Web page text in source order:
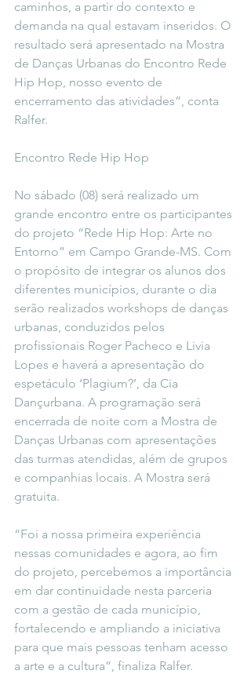
caminhos, a partir do contexto e
demanda na qual estavam inseridos. O
resultado será apresentado na Mostra
de Danças Urbanas do Encontro Rede
Hip Hop, nosso evento de
encerramento das atividades”, conta
Ralfer.
Encontro Rede Hip Hop
No sábado (08) será realizado um
grande encontro entre os participantes
do projeto “Rede Hip Hop: Arte no
Entorno” em Campo Grande-MS. Com
o propósito de integrar os alunos dos
diferentes municípios, durante o dia
serão realizados workshops de danças
urbanas, conduzidos pelos
profissionais Roger Pacheco e Livia
Lopes e haverá a apresentação do
espetáculo ‘Plagium?’, da Cia
Dançurbana. A programação será
encerrada de noite com a Mostra de
Danças Urbanas com apresentações
das turmas atendidas, além de grupos
e companhias locais. A Mostra será
gratuita.
“Foi a nossa primeira experiência
nessas comunidades e agora, ao fim
do projeto, percebemos a importância
em dar continuidade nesta parceria
com a gestão de cada município,
fortalecendo e ampliando a iniciativa
para que mais pessoas tenham acesso
a arte e a cultura”, finaliza Ralfer.